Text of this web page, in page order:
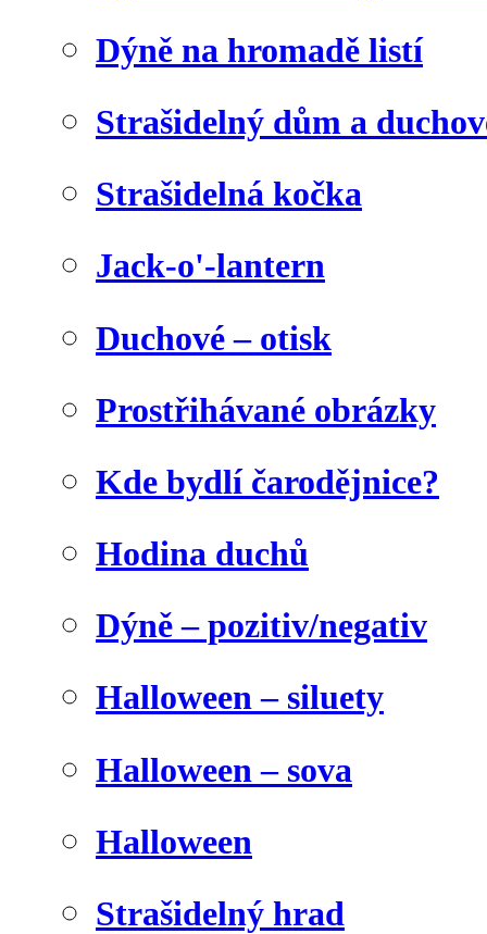
Dýně na hromadě listí
Strašidelný dům a
Strašidelná kočka
Jack-o'-lantern
Duchové – otisk
Prostřihávané obrázky
Kde bydlí čarodějnice?
Hodina duchů
Dýně – pozitiv/negativ
Halloween – siluety
Halloween – sova
Halloween
Strašidelný hrad